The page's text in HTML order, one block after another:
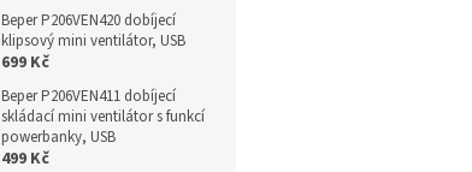
Beper P206VEN420 dobíjecí
klipsový mini ventilátor, USB
699 Kč
Beper P206VEN411 dobíjecí
skládací mini ventilátor s funkcí
powerbanky, USB
499 Kč